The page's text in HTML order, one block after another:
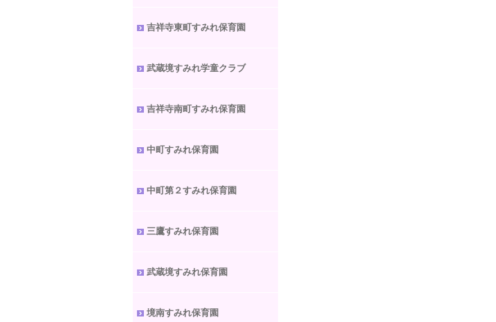
吉祥寺東町すみれ保育園
武蔵境すみれ学童クラブ
吉祥寺南町すみれ保育園
中町すみれ保育園
中町第２すみれ保育園
三鷹すみれ保育園
武蔵境すみれ保育園
境南すみれ保育園